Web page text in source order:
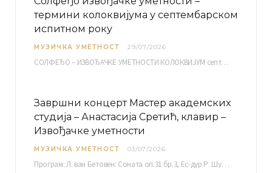
термини колоквијума у септембарском
испитном року
МУЗИЧКА УМЕТНОСТ 29/07/2026
СОЛФЕЂО – ИЗВОЂАЧКЕ УМЕТНОСТИ КОЛОКВИЈУМ септембарски испитни рок четвртак, 03.09.2026. уч. бр. 12 ПИСМЕНИ…
Завршни концерт Мастер академских
студија – Анастасија Сретић, клавир –
Извођачке уметности
МУЗИЧКА УМЕТНОСТ 03/07/2026
Програм: Л. ван Бетовен: Соната оп.31 бр.3, Ес-дур Р. Шуман: Бечки карневал оп.26 К. Дебиси:…